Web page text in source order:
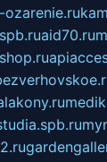
ozarenie.ru
aid70.ru